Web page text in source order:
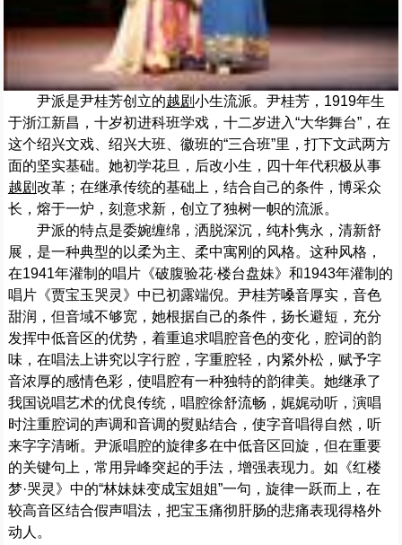
尹派是尹桂芳创立的越剧小生流派。尹桂芳，1919年生
于浙江新昌，十岁初进科班学戏，十二岁进入“大华舞台”，在
这个绍兴文戏、绍兴大班、徽班的“三合班”里，打下文武两方
面的坚实基础。她初学花旦，后改小生，四十年代积极从事
越剧改革；在继承传统的基础上，结合自己的条件，博采众
长，熔于一炉，刻意求新，创立了独树一帜的流派。
尹派的特点是委婉缠绵，洒脱深沉，纯朴隽永，清新舒
展，是一种典型的以柔为主、柔中寓刚的风格。这种风格，
在1941年灌制的唱片《破腹验花·楼台盘妹》和1943年灌制的
唱片《贾宝玉哭灵》中已初露端倪。尹桂芳嗓音厚实，音色
甜润，但音域不够宽，她根据自己的条件，扬长避短，充分
发挥中低音区的优势，着重追求唱腔音色的变化，腔词的韵
味，在唱法上讲究以字行腔，字重腔轻，内紧外松，赋予字
音浓厚的感情色彩，使唱腔有一种独特的韵律美。她继承了
我国说唱艺术的优良传统，唱腔徐舒流畅，娓娓动听，演唱
时注重腔词的声调和音调的熨贴结合，使字音唱得自然，听
来字字清晰。尹派唱腔的旋律多在中低音区回旋，但在重要
的关键句上，常用异峰突起的手法，增强表现力。如《红楼
梦·哭灵》中的“林妹妹变成宝姐姐”一句，旋律一跃而上，在
较高音区结合假声唱法，把宝玉痛彻肝肠的悲痛表现得格外
动人。